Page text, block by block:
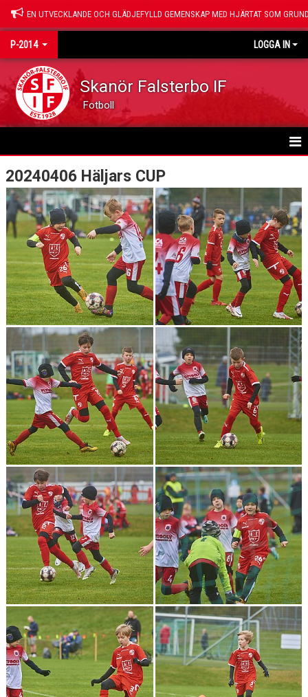
EN UTVECKLANDE OCH GLÄDJEFYLLD GEMENSKAP MED HJÄRTAT SOM
P-2014 LOGGA IN
Skanör Falsterbo IF
Fotboll
HEM
NYHETER
KALENDER
MATCHER
TRUPPEN
BILDGALLERI
KONTAKT
20240406 Häljars CUP